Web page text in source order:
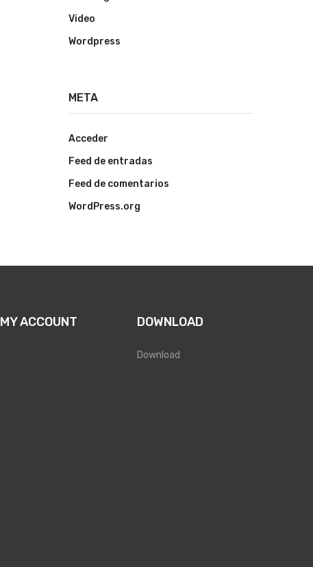
Video
Wordpress
META
Acceder
Feed de entradas
Feed de comentarios
WordPress.org
MY ACCOUNT DOWNLOAD
Download